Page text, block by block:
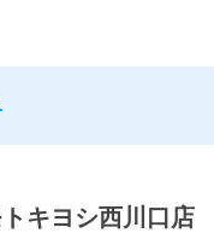
キヨシ西川口店